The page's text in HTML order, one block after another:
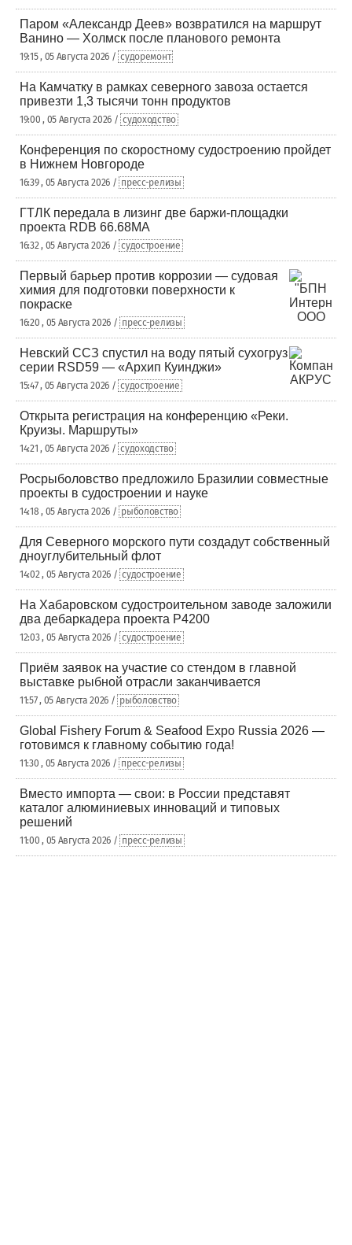
Паром «Александр Деев» возвратился на маршрут
Ванино — Холмск после планового ремонта
19:15 , 05 Августа 2026 / судоремонт
На Камчатку в рамках северного завоза остается
привезти 1,3 тысячи тонн продуктов
19:00 , 05 Августа 2026 / судоходство
Конференция по скоростному судостроению пройдет
в Нижнем Новгороде
16:39 , 05 Августа 2026 / пресс-релизы
ГТЛК передала в лизинг две баржи-площадки
проекта RDB 66.68МА
16:32 , 05 Августа 2026 / судостроение
Первый барьер против коррозии — судовая
химия для подготовки поверхности к
покраске
16:20 , 05 Августа 2026 / пресс-релизы
Невский ССЗ спустил на воду пятый сухогруз
серии RSD59 — «Архип Куинджи»
15:47 , 05 Августа 2026 / судостроение
Открыта регистрация на конференцию «Реки.
Круизы. Маршруты»
14:21 , 05 Августа 2026 / судоходство
Росрыболовство предложило Бразилии совместные
проекты в судостроении и науке
14:18 , 05 Августа 2026 / рыболовство
Для Северного морского пути создадут собственный
дноуглубительный флот
14:02 , 05 Августа 2026 / судостроение
На Хабаровском судостроительном заводе заложили
два дебаркадера проекта Р4200
12:03 , 05 Августа 2026 / судостроение
Приём заявок на участие со стендом в главной
выставке рыбной отрасли заканчивается
11:57 , 05 Августа 2026 / рыболовство
Global Fishery Forum & Seafood Expo Russia 2026 —
готовимся к главному событию года!
11:30 , 05 Августа 2026 / пресс-релизы
Вместо импорта — свои: в России представят
каталог алюминиевых инноваций и типовых
решений
11:00 , 05 Августа 2026 / пресс-релизы